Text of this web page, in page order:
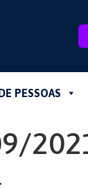
PESSOAS